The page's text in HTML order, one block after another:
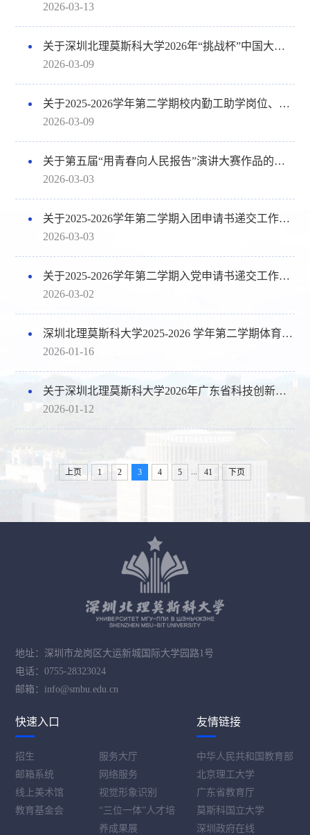
2026-03-13
关于深圳北理莫斯科大学2026年“挑战杯”中国大学生创业计划竞赛校内评审结果公示
2026-03-09
关于2025-2026学年第二学期校内勤工助学岗位、硕士及博士助管招募的通知
2026-03-09
关于第五届“用青春向人民报告”演讲大赛作品的征集通知
2026-03-03
关于2025-2026学年第二学期入团申请书递交工作的通知
2026-03-03
关于2025-2026学年第二学期入党申请书递交工作的通知
2026-03-02
深圳北理莫斯科大学2025-2026 学年第二学期体育课选课须知
2026-01-16
关于深圳北理莫斯科大学2026年广东省科技创新战略专项资金(大学生科技创新培育)拟推荐项目的公示
2026-01-12
上页 1 2 3 4 5 ... 41 下页
地址：深圳市龙岗区大运新城国际大学园路1号
电话：0755-28323024
邮箱：info@smbu.edu.cn
快速入口
招生
服务大厅
邮箱系统
网络服务
线上美术馆
视觉形象识别
教育基金会
“三位一体”人才培
养成果展
友情链接
中华人民共和国教育部
北京理工大学
广东省教育厅
莫斯科国立大学
深圳政府在线